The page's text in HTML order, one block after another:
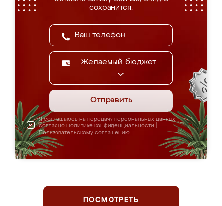
сохранится.
Желаемый бюджет
Отправить
Я соглашаюсь на передачу персональных данных
согласно Политике конфиденциальности
Пользовательскому соглашению
ПОСМОТРЕТЬ